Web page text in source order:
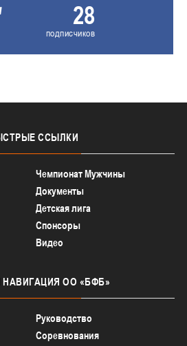
28
подписчиков
ССЫЛКИ
Чемпионат Мужчины
Документы
Детская лига
Спонсоры
Видео
НАВИГАЦИЯ ОО «БФБ»
Руководство
Соревнования